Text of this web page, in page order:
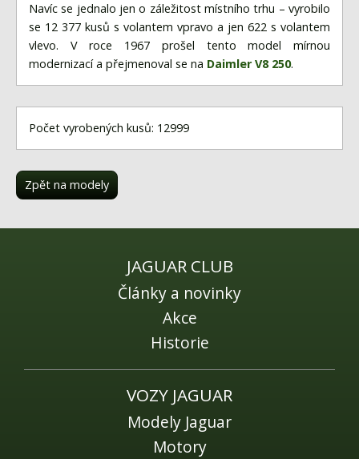
Navíc se jednalo jen o záležitost místního trhu – vyrobilo
se 12 377 kusů s volantem vpravo a jen 622 s volantem
vlevo. V roce 1967 prošel tento model mírnou
modernizací a přejmenoval se na Daimler V8 250.
Počet vyrobených kusů: 12999
Zpět na modely
JAGUAR CLUB
Články a novinky
Akce
Historie
VOZY JAGUAR
Modely Jaguar
Motory